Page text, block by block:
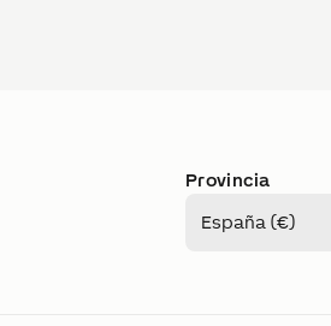
Provincia
España (€)